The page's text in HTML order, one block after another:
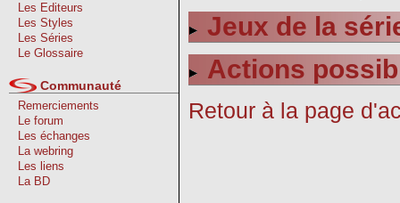
Les Editeurs
Les Styles
Les Séries
Le Glossaire
Communauté
Remerciements
Le forum
Les échanges
La webring
Les liens
La BD
Jeux de la
Actions
Retour à la page